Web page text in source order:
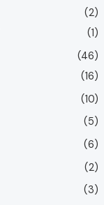
(2)
(1)
(46)
(16)
(10)
(5)
(6)
(2)
(3)